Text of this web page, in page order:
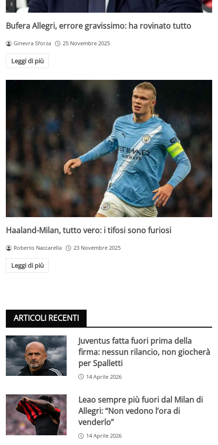
Bufera Allegri, errore gravissimo: ha rovinato tutto
Ginevra Sforza 25 Novembre 2025
Leggi di più
Haaland-Milan, tutto vero: i tifosi sono furiosi
Roberto Naccarella 23 Novembre 2025
Leggi di più
ARTICOLI RECENTI
Juventus fatta fuori prima della
firma: nessun rilancio, non giocherà
per Spalletti
14 Aprile 2026
Leao sempre più fuori dal Milan di
Allegri: “Non vedono l’ora di
venderlo”
14 Aprile 2026